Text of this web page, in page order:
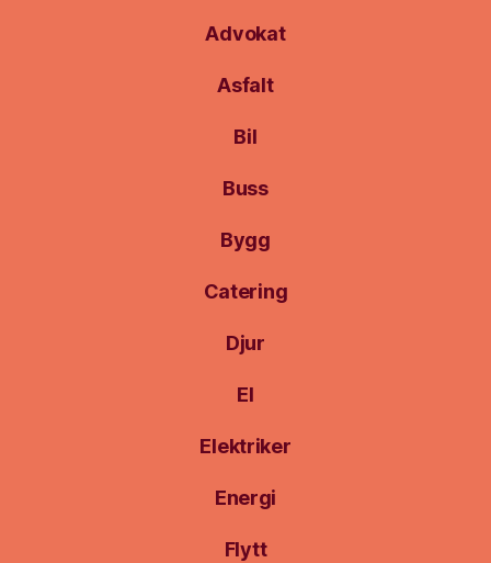
Advokat
Asfalt
Bil
Buss
Bygg
Catering
Djur
El
Elektriker
Energi
Flytt